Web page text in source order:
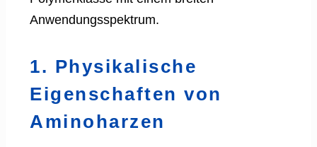
Anwendungsspektrum.
1. Physikalische
Eigenschaften von
Aminoharzen